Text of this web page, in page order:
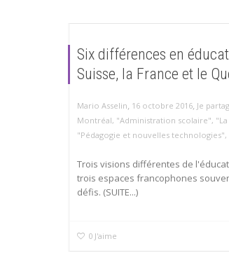
Six différences en
Suisse, la France et le
Mario Asselin, 16 octobre 2016, Je
Montréal, "Administration scolaire",
"Pédagogie et nouvelles technologies",
Trois visions différentes de
trois espaces francophones
défis. (SUITE...)
0 J'aime